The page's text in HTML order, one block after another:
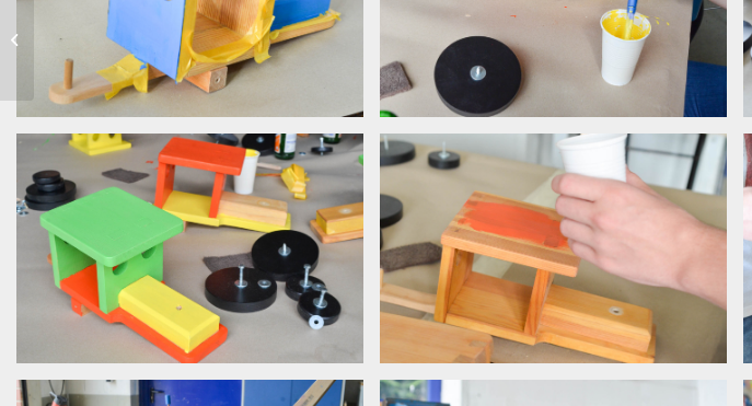
Praktikumsjahr 2021